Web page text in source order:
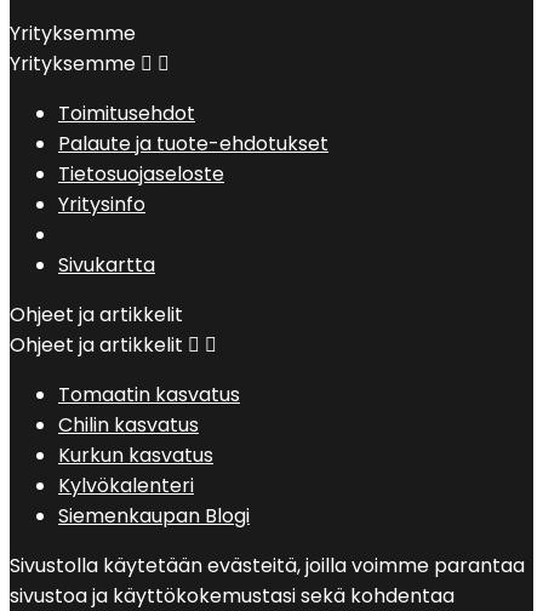
Yrityksemme
Yrityksemme  
Toimitusehdot
Palaute ja tuote-ehdotukset
Tietosuojaseloste
Yritysinfo
Sivukartta
Ohjeet ja artikkelit
Ohjeet ja artikkelit  
Tomaatin kasvatus
Chilin kasvatus
Kurkun kasvatus
Kylvökalenteri
Siemenkaupan Blogi
Sivustolla käytetään evästeitä, joilla voimme parantaa
sivustoa ja käyttökokemustasi sekä kohdentaa